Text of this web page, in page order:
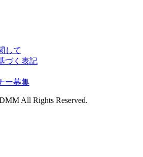
して
づく表記
ー募集
All Rights Reserved.